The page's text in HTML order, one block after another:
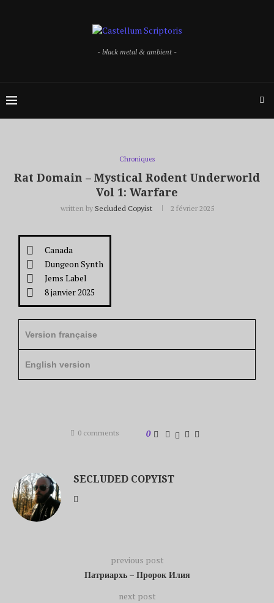
- black metal & ambient -
Chroniques
Rat Domain – Mystical Rodent Underworld
Vol 1: Warfare
written by Secluded Copyist 2 février 2025
Canada
Dungeon Synth
Jems Label
8 janvier 2025
Version française
English version
0 comments 0
SECLUDED COPYIST
previous post
Патриархь – Пророк Илия
next post